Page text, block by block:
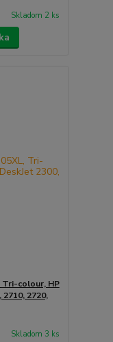
Skladom 2 ks
Tri-colour, HP
2720,
Skladom 3 ks